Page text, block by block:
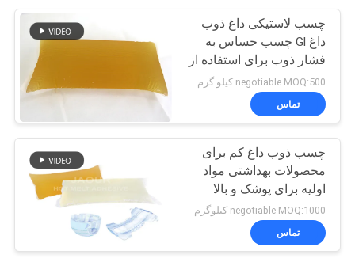
تماس
بگیرید
اخبار
پرونده
چسب لاستیکی داغ ذوب
داغ Gl چسب حساس به
فشار ذوب برای استفاده از
نوارها
negotiable MOQ:500 کیلو گرم
تماس
چسب ذوب داغ کم برای
محصولات بهداشتی مواد
اولیه برای پوشک و بالا
کشیدن
negotiable MOQ:1000 کیلوگرم
تماس